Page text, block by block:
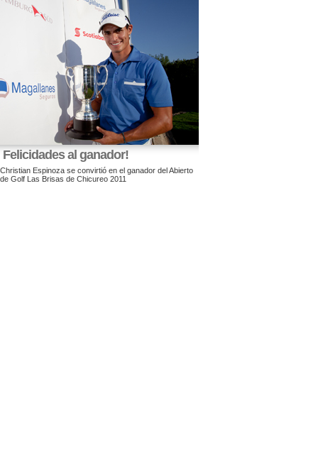
Felicidades al ganador!
Christian Espinoza se convirtió en el ganador del Abierto
de Golf Las Brisas de Chicureo 2011